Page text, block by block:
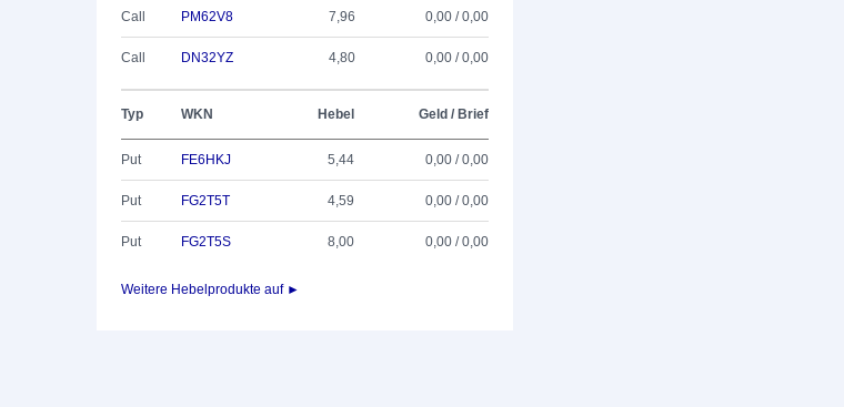
Call PM62V8 7,96 0,00 / 0,00
Call DN32YZ 4,80 0,00 / 0,00
Typ WKN Hebel Geld / Brief
Put FE6HKJ 5,44 0,00 / 0,00
Put FG2T5T 4,59 0,00 / 0,00
Put FG2T5S 8,00 0,00 / 0,00
Weitere Hebelprodukte auf ►